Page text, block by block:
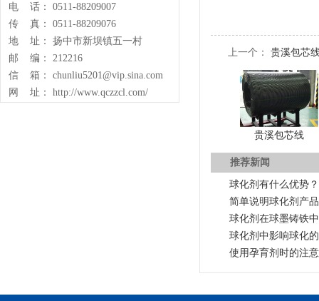
电 话： 0511-88209007
传 真： 0511-88209076
地 址： 扬中市新坝镇五一村
邮 编： 212216
信 箱： chunliu5201@vip.sina.com
网 址： http://www.qczzcl.com/
上一个： 贵溪包芯
贵溪包芯线
推荐新闻
球化剂有什么优势？
简单说明球化剂产
球化剂在球墨铸铁
球化剂中影响球化
使用孕育剂时的注